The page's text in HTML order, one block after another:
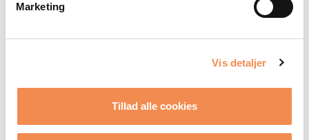
Marketing
Vis detaljer
Tillad alle cookies